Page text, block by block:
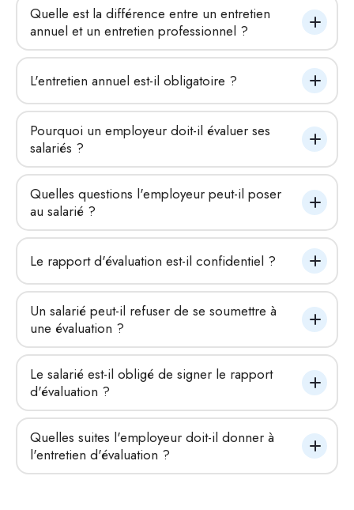
Quelle est la différence entre un entretien
annuel et un entretien professionnel ?
L'entretien annuel est-il obligatoire ?
Pourquoi un employeur doit-il évaluer ses
salariés ?
Quelles questions l'employeur peut-il poser
au salarié ?
Le rapport d'évaluation est-il confidentiel ?
Un salarié peut-il refuser de se soumettre à
une évaluation ?
Le salarié est-il obligé de signer le rapport
d'évaluation ?
Quelles suites l'employeur doit-il donner à
l'entretien d'évaluation ?